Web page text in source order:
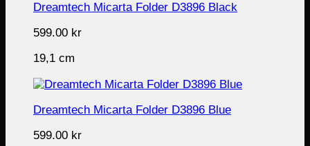
Dreamtech Micarta Folder D3896 Black
599.00 kr
19,1 cm
Dreamtech Micarta Folder D3896 Blue
599.00 kr